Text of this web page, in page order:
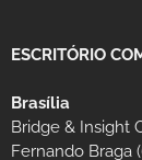
ESCRITÓRIO
Brasília
Bridge & Insight
Fernando Braga